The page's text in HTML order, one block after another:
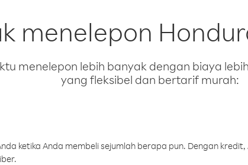
menelepon
menelepon lebih banyak dengan biaya
yang fleksibel dan bertarif murah:
ketika Anda membeli sejumlah berapa pun. Dengan